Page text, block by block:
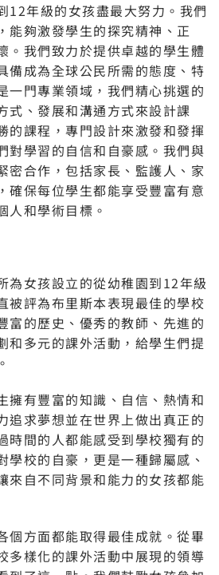
12年級的女孩盡最大努力。我們
能夠激發學生的探究精神、正
。我們致力於提供卓越的學生體
備成為全球公民所需的態度、特
一門專業領域，我們精心挑選的
式、發展和溝通方式來設計課
的課程，專門設計來激發和發揮
對學習的自信和自豪感。我們與
密合作，包括家長、監護人、家
確保每位學生都能享受豐富有意
人和學術目標。
為女孩設立的從幼稚園到12年級
被評為布里斯本表現最佳的學校
富的歷史、優秀的教師、先進的
和多元的課外活動，給學生們提
擁有豐富的知識、自信、熱情和
追求夢想並在世界上做出真正的
時間的人都能感受到學校獨有的
學校的自豪，更是一種歸屬感、
來自不同背景和能力的女孩都能
個方面都能取得最佳成就。從畢
多樣化的課外活動中展現的領導